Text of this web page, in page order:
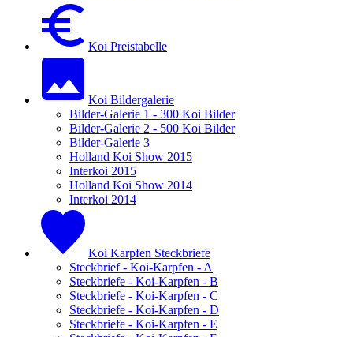
Koi Preistabelle
Koi Bildergalerie
Bilder-Galerie 1 - 300 Koi Bilder
Bilder-Galerie 2 - 500 Koi Bilder
Bilder-Galerie 3
Holland Koi Show 2015
Interkoi 2015
Holland Koi Show 2014
Interkoi 2014
Koi Karpfen Steckbriefe
Steckbrief - Koi-Karpfen - A
Steckbriefe - Koi-Karpfen - B
Steckbriefe - Koi-Karpfen - C
Steckbriefe - Koi-Karpfen - D
Steckbriefe - Koi-Karpfen - E